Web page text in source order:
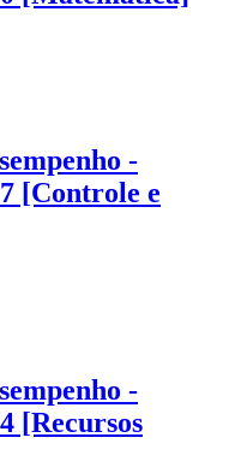
-
[Controle e
-
[Recursos